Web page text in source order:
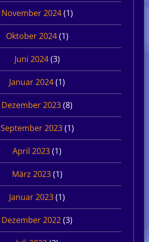
November 2024(1)
Oktober 2024(1)
Juni 2024(3)
Januar 2024(1)
Dezember 2023(8)
September 2023(1)
April 2023(1)
März 2023(1)
Januar 2023(1)
Dezember 2022(3)